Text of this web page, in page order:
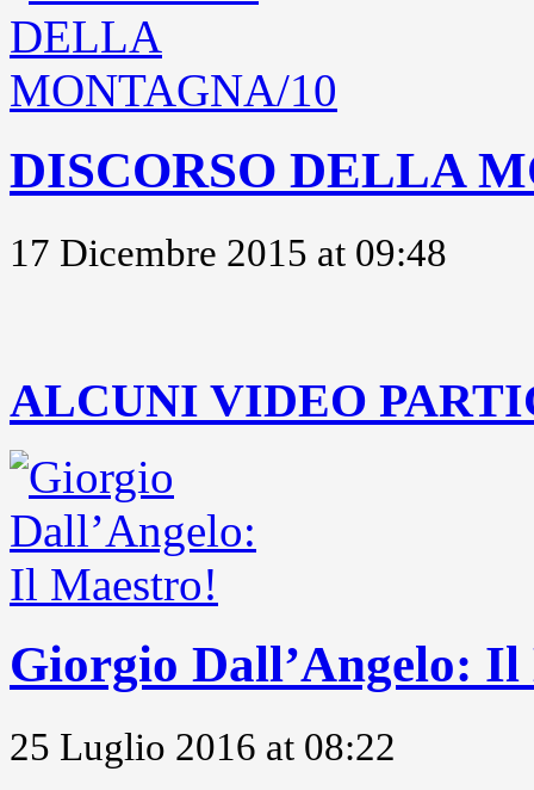
DISCORSO DELLA
17 Dicembre 2015 at 09:48
ALCUNI VIDEO
Giorgio Dall’Angelo:
25 Luglio 2016 at 08:22